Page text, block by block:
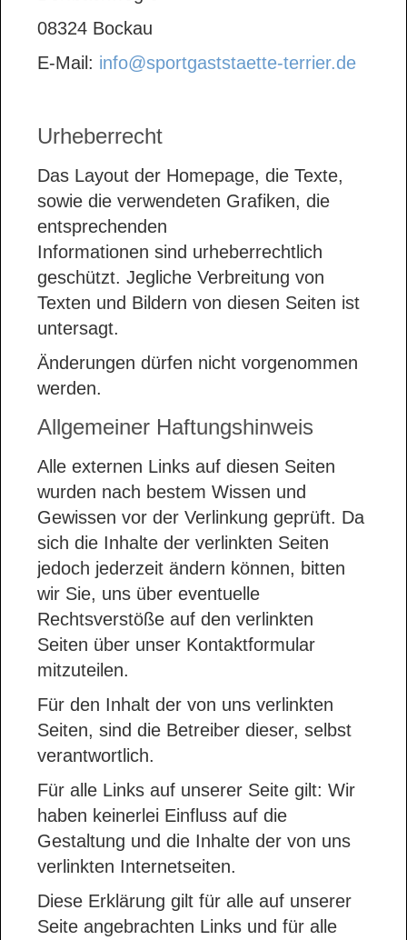
08324 Bockau
E-Mail: info@sportgaststaette-terrier.de
Urheberrecht
Das Layout der Homepage, die Texte,
sowie die verwendeten Grafiken, die
entsprechenden
Informationen sind urheberrechtlich
geschützt. Jegliche Verbreitung von
Texten und Bildern von diesen Seiten ist
untersagt.
Änderungen dürfen nicht vorgenommen
werden.
Allgemeiner Haftungshinweis
Alle externen Links auf diesen Seiten
wurden nach bestem Wissen und
Gewissen vor der Verlinkung geprüft. Da
sich die Inhalte der verlinkten Seiten
jedoch jederzeit ändern können, bitten
wir Sie, uns über eventuelle
Rechtsverstöße auf den verlinkten
Seiten über unser Kontaktformular
mitzuteilen.
Für den Inhalt der von uns verlinkten
Seiten, sind die Betreiber dieser, selbst
verantwortlich.
Für alle Links auf unserer Seite gilt: Wir
haben keinerlei Einfluss auf die
Gestaltung und die Inhalte der von uns
verlinkten Internetseiten.
Diese Erklärung gilt für alle auf unserer
Seite angebrachten Links und für alle